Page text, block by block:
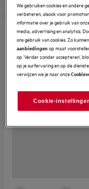
We gebruiken cookies en andere
verbeteren, alsook voor
informatie over je gebruik van
media, advertising en analytics.
ons gebruik van cookies. Zo
aanbiedingen op maat
op ‘Verder zonder accepteren’,
op je surfervaring en op de
verwijzen we je naar onze
Cookie-